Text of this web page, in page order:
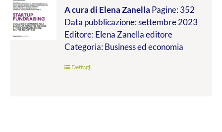
prezzo:
da
€24.99
a
A cura di Elena Zanella Pagine: 352
Data pubblicazione: settembre 2023
Editore: Elena Zanella editore
Categoria: Business ed economia
Dettagli